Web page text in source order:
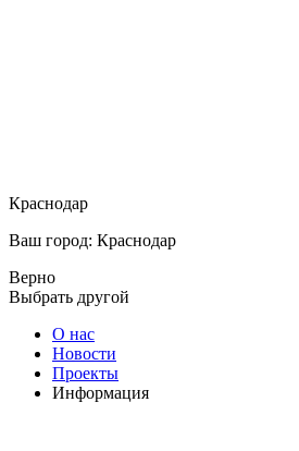
Краснодар
Ваш город: Краснодар
Верно
Выбрать другой
О нас
Новости
Проекты
Информация